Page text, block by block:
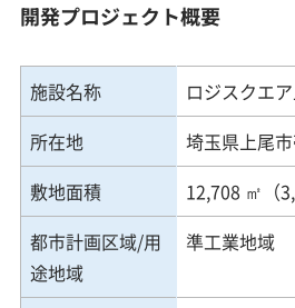
開発プロジェクト概要
施設名称
ロジスクエ
所在地
埼玉県上尾
敷地面積
12,708 ㎡（
都市計画区域/用
途地域
準工業地域